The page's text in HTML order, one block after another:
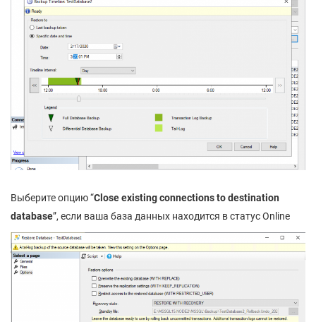
Выберите опцию “Close existing connections to destination
database”, если ваша база данных находится в статус Online